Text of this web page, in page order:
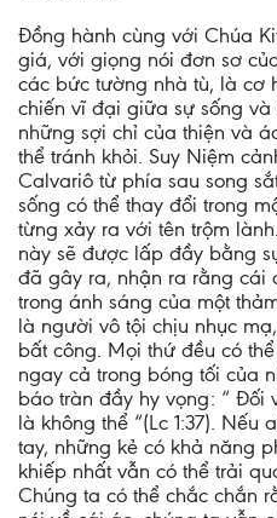
Đồng hành cùng với Chúa
giá, với giọng nói đơn sơ
các bức tường nhà tù, là cơ
chiến vĩ đại giữa sự sống
những sợi chỉ của thiện và
thể tránh khỏi. Suy Niệm
Calvariô từ phía sau song
sống có thể thay đổi trong
từng xảy ra với tên trộm
này sẽ được lấp đầy bằng
đã gây ra, nhận ra rằng cái
trong ánh sáng của một
là người vô tội chịu nhục
bất công. Mọi thứ đều có
ngay cả trong bóng tối của
báo tràn đầy hy vọng: “ Đối
là không thể “(Lc 1:37). Nếu
tay, những kẻ có khả năng
khiếp nhất vẫn có thể trải
Chúng ta có thể chắc chắn